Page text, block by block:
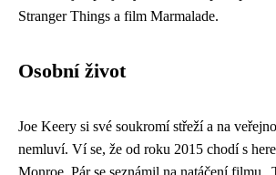
Stranger Things a film Marmalade.
Osobní život
Joe Keery si své soukromí střeží a na
nemluví. Ví se, že od roku 2015 chodí s
Monroe. Pár se seznámil na natáčení filmu